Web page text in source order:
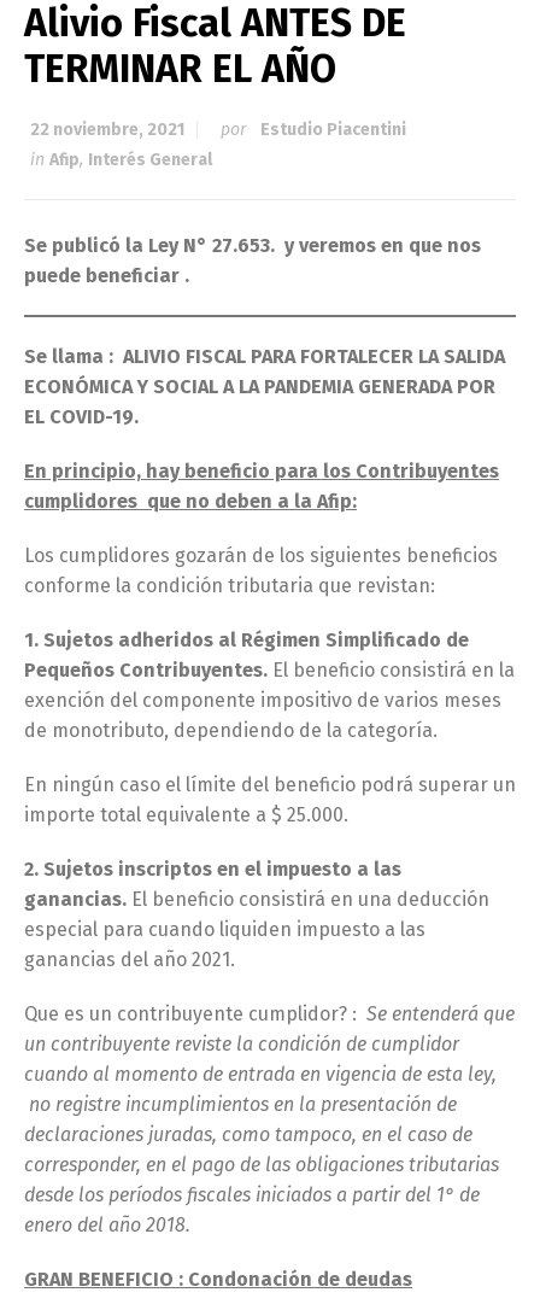
Alivio Fiscal ANTES DE
TERMINAR EL AÑO
22 noviembre, 2021 por
Estudio Piacentini
in Afip, Interés General
Se publicó la Ley N° 27.653. y veremos en que nos
puede beneficiar .
Se llama : ALIVIO FISCAL PARA FORTALECER LA SALIDA
ECONÓMICA Y SOCIAL A LA PANDEMIA GENERADA POR
EL COVID-19.
En principio, hay beneficio para los Contribuyentes
cumplidores que no deben a la Afip:
Los cumplidores gozarán de los siguientes beneficios
conforme la condición tributaria que revistan:
1. Sujetos adheridos al Régimen Simplificado de
Pequeños Contribuyentes. El beneficio consistirá en la
exención del componente impositivo de varios meses
de monotributo, dependiendo de la categoría.
En ningún caso el límite del beneficio podrá superar un
importe total equivalente a $ 25.000.
2. Sujetos inscriptos en el impuesto a las
ganancias. El beneficio consistirá en una deducción
especial para cuando liquiden impuesto a las
ganancias del año 2021.
Que es un contribuyente cumplidor? : Se entenderá que
un contribuyente reviste la condición de cumplidor
cuando al momento de entrada en vigencia de esta ley,
no registre incumplimientos en la presentación de
declaraciones juradas, como tampoco, en el caso de
corresponder, en el pago de las obligaciones tributarias
desde los períodos fiscales iniciados a partir del 1° de
enero del año 2018.
GRAN BENEFICIO : Condonación de deudas